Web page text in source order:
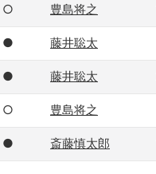
○ 豊島将之
● 藤井聡太
● 藤井聡太
○ 豊島将之
● 斎藤慎太郎